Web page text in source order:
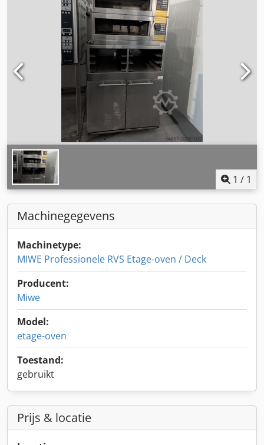
1 / 1
Machinegegevens
Machinetype:
MIWE Professionele RVS Etage-oven / Deck
Producent:
Miwe
Model:
etage-oven
Toestand:
gebruikt
Prijs & locatie